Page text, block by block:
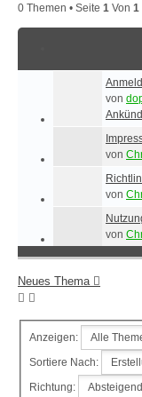
0 Themen • Seite 1 Von 1
von
von
von
von
Neues Thema
Anzeigen:
Sortiere Nach:
Richtung: